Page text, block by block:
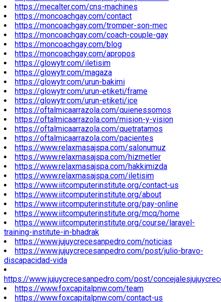
https://mecalter.com/cns-machines
https://moncoachgay.com/contact
https://moncoachgay.com/tromper-son-mec
https://moncoachgay.com/coach-couple-gay
https://moncoachgay.com/blog
https://moncoachgay.com/apropos
https://glowytr.com/iletisim
https://glowytr.com/magaza
https://glowytr.com/urun-bakimi
https://glowytr.com/urun-etiketi/frame
https://glowytr.com/urun-etiketi/ice
https://oftalmicaarrazola.com/quienessomos
https://oftalmicaarrazola.com/mision-y-vision
https://oftalmicaarrazola.com/quetratamos
https://oftalmicaarrazola.com/pacientes
https://www.relaxmasajspa.com/salonumuz
https://www.relaxmasajspa.com/hizmetler
https://www.relaxmasajspa.com/hakkimizda
https://www.relaxmasajspa.com/iletisim
https://www.iitcomputerinstitute.org/contact-us
https://www.iitcomputerinstitute.org/about
https://www.iitcomputerinstitute.org/pay-online
https://www.iitcomputerinstitute.org/mcq/home
https://www.iitcomputerinstitute.org/course/laravel-
training-institute-in-bhadrak
https://www.jujuycrecesanpedro.com/noticias
https://www.jujuycrecesanpedro.com/post/julio-bravo-
discapacidad-vida
https://www.jujuycrecesanpedro.com/post/
https://www.foxcapitalpnw.com/team
https://www.foxcapitalpnw.com/contact-us